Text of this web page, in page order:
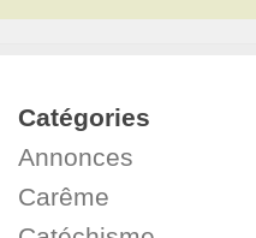
Catégories
Annonces
Carême